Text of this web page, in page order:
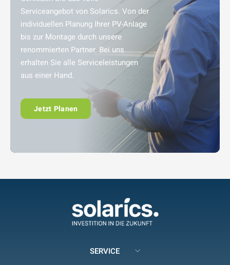
Serviceangebot von Solarics. Von der
individuellen Planung Ihrer PV-Anlage
bis zur Montage durch unsere
renommierten Partner. Bei uns
erhalten Sie alle Serviceleistungen
aus einer Hand.
Jetzt Planen
SERVICE